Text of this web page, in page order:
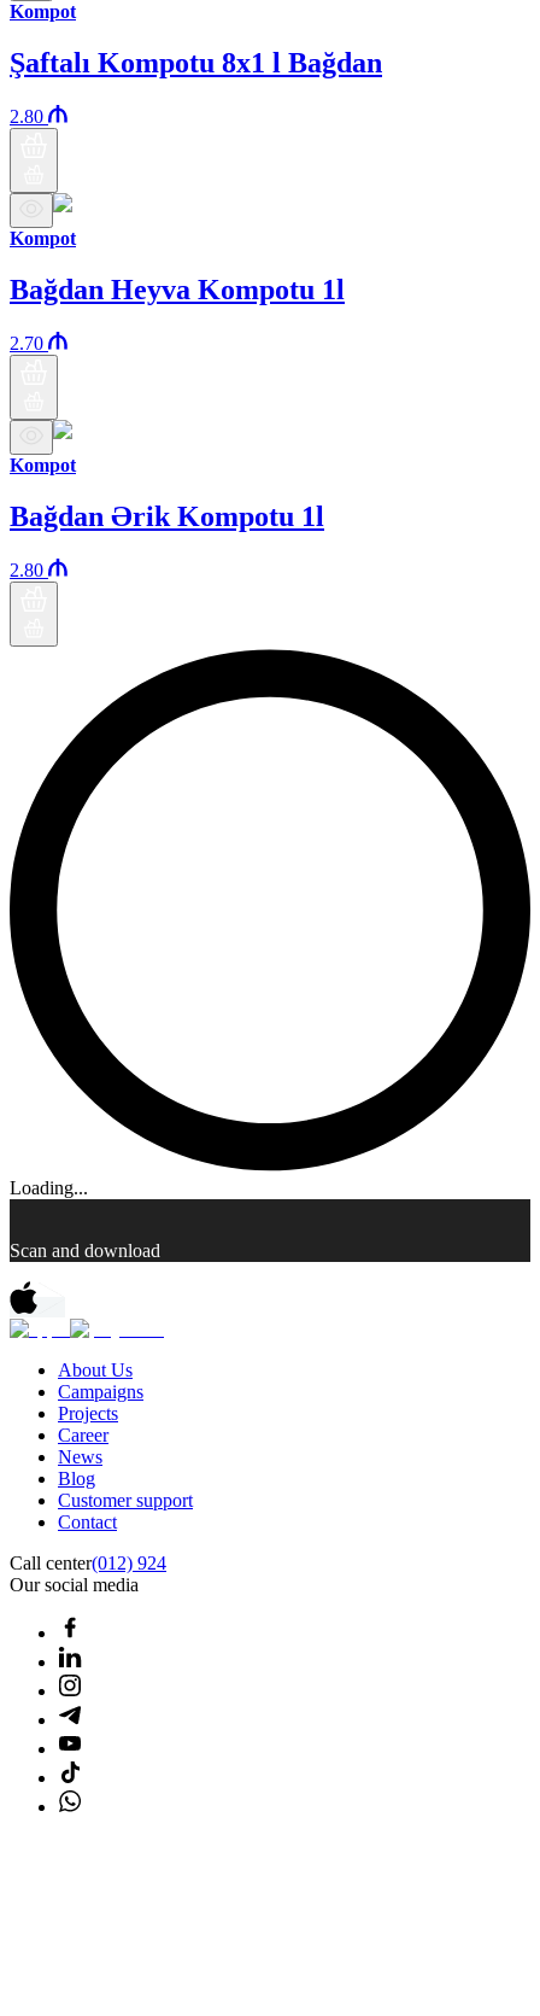
Kompot
Şaftalı Kompotu 8x1 l Bağdan
2.80
Kompot
Bağdan Heyva Kompotu 1l
2.70
Kompot
Bağdan Ərik Kompotu 1l
2.80
Loading...
Scan and download
About Us
Campaigns
Projects
Career
News
Blog
Customer support
Contact
Call center(012) 924
Our social media